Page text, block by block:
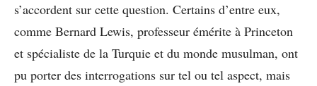
s’accordent sur cette question. Certains d’entre eux,
comme Bernard Lewis, professeur émérite à Princeton
et spécialiste de la Turquie et du monde musulman, ont
pu porter des interrogations sur tel ou tel aspect, mais